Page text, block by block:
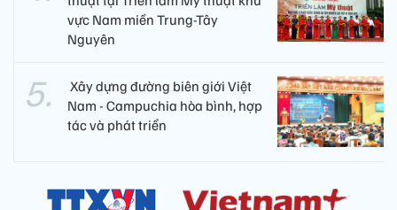
vực Nam miền Trung-Tây
Nguyên
​ Xây dựng đường biên giới Việt
Nam - Campuchia hòa bình, hợp
tác và phát triển